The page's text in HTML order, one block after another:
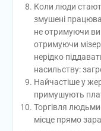
Коли люди
змушені
не отримуючи
отримуючи
нерідко
насильству:
Найчастіше у
примушують
Торгівля
місце прямо